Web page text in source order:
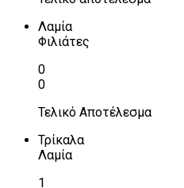
Λαμία
Φιλιάτες
0
0
Τελικό Αποτέλεσμα
Τρίκαλα
Λαμία
1